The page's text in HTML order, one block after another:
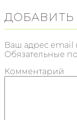
Ваш адрес email
Обязательные
Комментарий